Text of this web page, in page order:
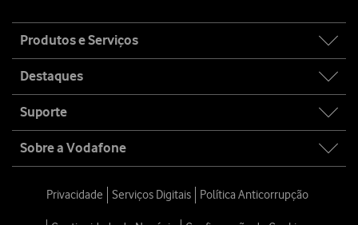
map
Produtos e Serviços
Destaques
Suporte
Sobre a Vodafone
Privacidade Serviços Digitais Política Anticorrupção